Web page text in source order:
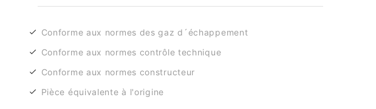
Conforme aux normes des gaz d´échappement
Conforme aux normes contrôle technique
Conforme aux normes constructeur
Pièce équivalente à l'origine